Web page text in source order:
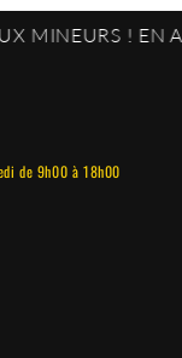
À
de 9h00 à 18h00